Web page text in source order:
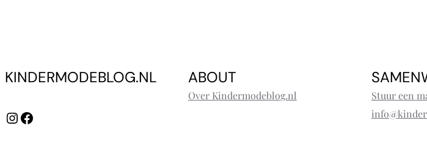
KINDERMODEBLOG.NL
InstagramFacebook
ABOUT
Over Kindermodeblog.nl
Stuur een